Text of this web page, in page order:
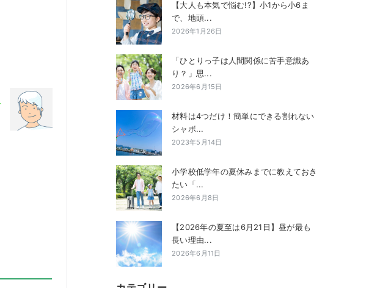
【大人も本気で悩む!?】小1から小6ま
で、地頭...
2026年1月26日
「ひとりっ子は人間関係に苦手意識あ
り？」思...
2026年6月15日
材料は4つだけ！簡単にできる割れない
シャボ...
2023年5月14日
小学校低学年の夏休みまでに教えておき
たい「...
2026年6月8日
【2026年の夏至は6月21日】昼が最も
長い理由...
2026年6月11日